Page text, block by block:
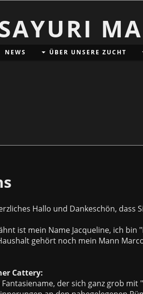
NEWS ÜBER UNSERE ZUCHT
Hallo und Dankeschön, dass
ist mein Name Jacqueline, ich
gehört noch mein Mann
Cattery:
Fantasiename, der sich ganz grob